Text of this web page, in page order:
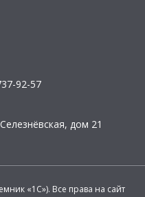
92-57
дом 21
«1С»). Все права на сайт